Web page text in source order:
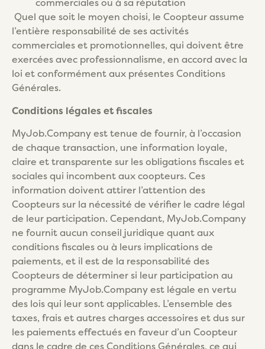
Quel que soit le moyen choisi, le Coopteur assume
l’entière responsabilité de ses activités
commerciales et promotionnelles, qui doivent être
exercées avec professionnalisme, en accord avec la
loi et conformément aux présentes Conditions
Générales.
Conditions légales et fiscales
MyJob.Company est tenue de fournir, à l’occasion
de chaque transaction, une information loyale,
claire et transparente sur les obligations fiscales et
sociales qui incombent aux coopteurs. Ces
information doivent attirer l’attention des
Coopteurs sur la nécessité de vérifier le cadre légal
de leur participation. Cependant, MyJob.Company
ne fournit aucun conseil juridique quant aux
conditions fiscales ou à leurs implications de
paiements, et il est de la responsabilité des
Coopteurs de déterminer si leur participation au
programme MyJob.Company est légale en vertu
des lois qui leur sont applicables. L’ensemble des
taxes, frais et autres charges accessoires et dus sur
les paiements effectués en faveur d’un Coopteur
dans le cadre de ces Conditions Générales, ce qui